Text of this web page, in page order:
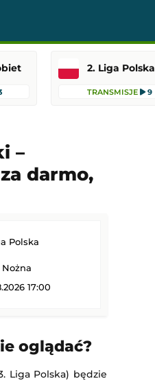
2. Liga Polska
TRANSMISJE 9
- Port Vale
–
darmo,
Polska
Nożna
17:00
oglądać?
Liga Polska) będzie